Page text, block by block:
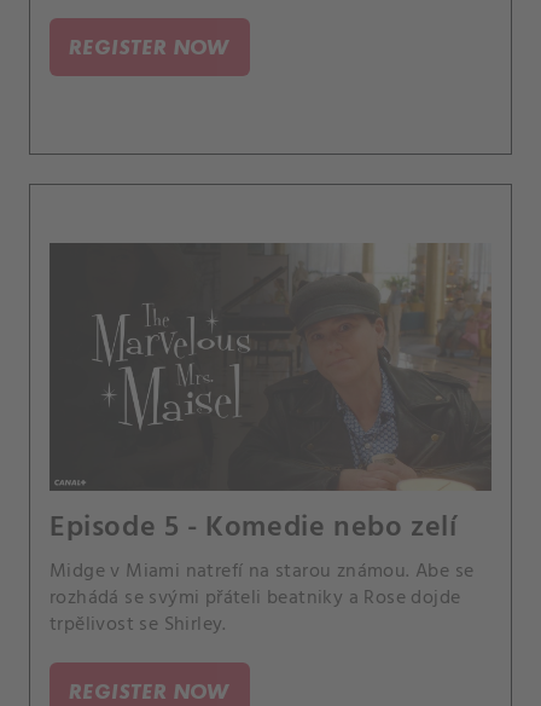
REGISTER NOW
Episode 5 - Komedie nebo zelí
Midge v Miami natrefí na starou známou. Abe se
rozhádá se svými přáteli beatniky a Rose dojde
trpělivost se Shirley.
REGISTER NOW